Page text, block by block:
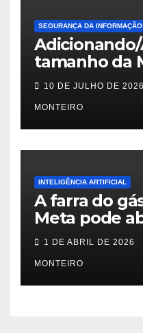
SEGURANÇA DA INFORMAÇÃO
tamanho da
no PfSense 2.8
10 DE JULHO DE 2026
MONTEIRO
INTELIGÊNCIA ARTIFICIAL
A farra do
Meta pode
do Sul
1 DE ABRIL DE 2026
MONTEIRO